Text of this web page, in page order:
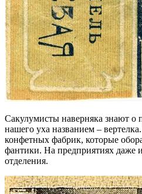
Сакулумисты наверняка знают
нашего уха названием –
конфетных фабрик, которые
фантики. На предприятиях даже
отделения.